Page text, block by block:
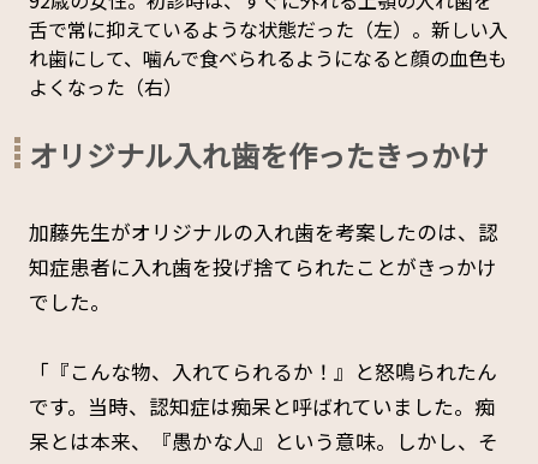
舌で常に抑えているような状態だった（左）。新しい入
れ歯にして、噛んで食べられるようになると顔の血色も
よくなった（右）
オリジナル入れ歯を作ったきっかけ
加藤先生がオリジナルの入れ歯を考案したのは、認
知症患者に入れ歯を投げ捨てられたことがきっかけ
でした。
「『こんな物、入れてられるか！』と怒鳴られたん
です。当時、認知症は痴呆と呼ばれていました。痴
呆とは本来、『愚かな人』という意味。しかし、そ